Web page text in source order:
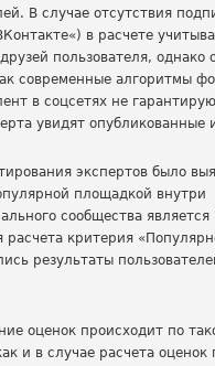
В случае отсутствия
в расчете
пользователя, однако
современные алгоритмы
в соцсетях не
увидят опубликованные
экспертов было
площадкой внутри
сообщества является
расчета критерия
результаты
оценок происходит по
и в случае расчета